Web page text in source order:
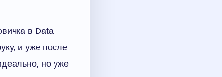
в Data
и уже после
но уже